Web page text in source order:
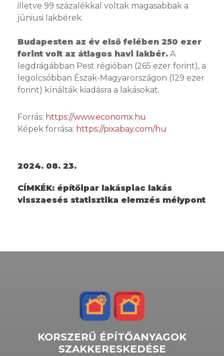
illetve 99 százalékkal voltak magasabbak a
júniusi lakbérek.
Budapesten az év első felében 250 ezer
forint volt az átlagos havi lakbér. A
legdrágábban Pest régióban (265 ezer forint), a
legolcsóbban Észak-Magyarországon (129 ezer
forint) kínálták kiadásra a lakásokat.
Forrás: https://www.economx.hu
Képek forrása: https://pixabay.com/hu
2024. 08. 23.
CÍMKÉK: építőipar lakáspiac lakás
visszaesés statisztika elemzés mélypont
KORSZERŰ ÉPÍTŐANYAGOK
SZAKKERESKEDÉSE